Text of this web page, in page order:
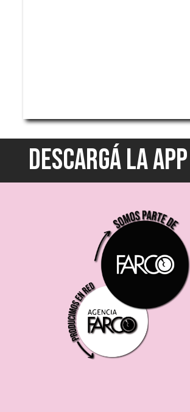
DESCARGÁ LA APP